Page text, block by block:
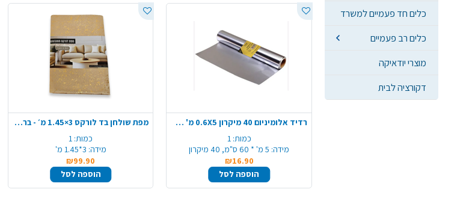
כלים חד פעמיים למשרד
כלים רב פעמיים
מוצרי יודאיקה
דקורציה לבית
רדיד אלומיניום 40 מיקרון 0.6X5 מ' כשל"פ
כמות: 1
מידה: 5 מ' * 60 ס"מ, 40 מיקרון
₪16.90
הוספה לסל
מפת שולחן בד לורקס ‎1.45×3 מ׳ - בריקים זהב
כמות: 1
מידה: 3*1.45 מ'
₪99.90
הוספה לסל